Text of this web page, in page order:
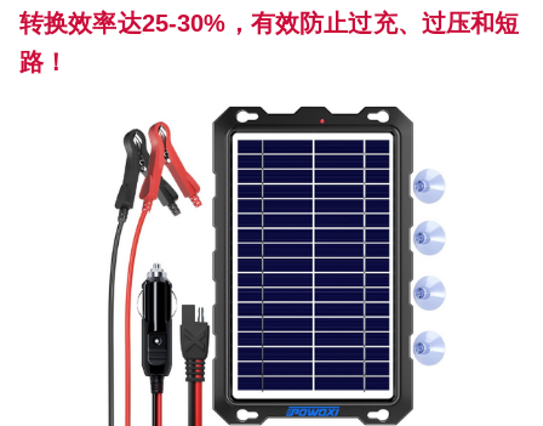
转换效率达25-30%，有效防止过充、过压和短
路！